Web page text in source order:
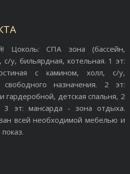
Цоколь: СПА зона (бассейн,
с/у, бильярдная, котельная. 1 эт:
с камином, холл, с/у,
свободного назначения. 2 эт:
гардеробной, детская спальня, 2
3 эт: мансарда - зона отдыха.
всей необходимой мебелью и